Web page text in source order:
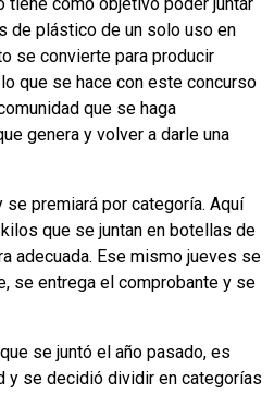
de plástico de un solo uso en
se convierte para producir
que se hace con este concurso
que se haga
genera y volver a darle una
se premiará por categoría. Aquí
que se juntan en botellas de
adecuada. Ese mismo jueves se
se entrega el comprobante y se
se juntó el año pasado, es
y se decidió dividir en categorías